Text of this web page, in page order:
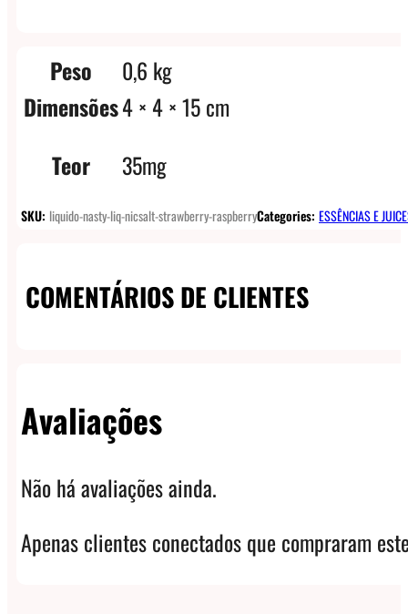
Peso
0,6 kg
Dimensões4 × 4 × 15 cm
Teor
35mg
SKU: liquido-nasty-liq-nicsalt-strawberry-raspberryCategories: ESSÊNCIAS E
COMENTÁRIOS DE CLIENTES
Avaliações
Não há avaliações ainda.
Apenas clientes conectados que compraram